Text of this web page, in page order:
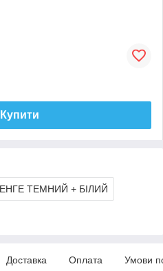
Купити
ТЕМНИЙ + БІЛИЙ
Доставка Оплата Умови